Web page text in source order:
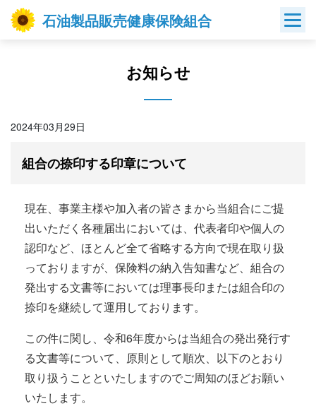
Skip
石油製品販売健康保険組合
お知らせ
2024年03月29日
組合の捺印する印章について
現在、事業主様や加入者の皆さまから当組合にご提
出いただく各種届出においては、代表者印や個人の
認印など、ほとんど全て省略する方向で現在取り扱
っておりますが、保険料の納入告知書など、組合の
発出する文書等においては理事長印または組合印の
捺印を継続して運用しております。
この件に関し、令和6年度からは当組合の発出発行す
る文書等について、原則として順次、以下のとおり
取り扱うことといたしますのでご周知のほどお願い
いたします。